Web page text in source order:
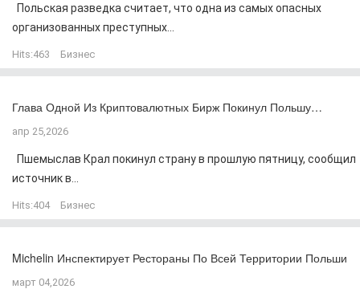
Польская разведка считает, что одна из самых опасных
организованных преступных...
Hits:463 Бизнес
Глава Одной Из Криптовалютных Бирж Покинул Польшу…
апр 25,2026
Пшемыслав Крал покинул страну в прошлую пятницу, сообщил
источник в...
Hits:404 Бизнес
Michelin Инспектирует Рестораны По Всей Территории Польши
март 04,2026